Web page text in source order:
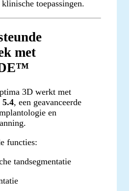
klinische toepassingen.
met
3D werkt met
, een geavanceerde
en
functies:
tandsegmentatie